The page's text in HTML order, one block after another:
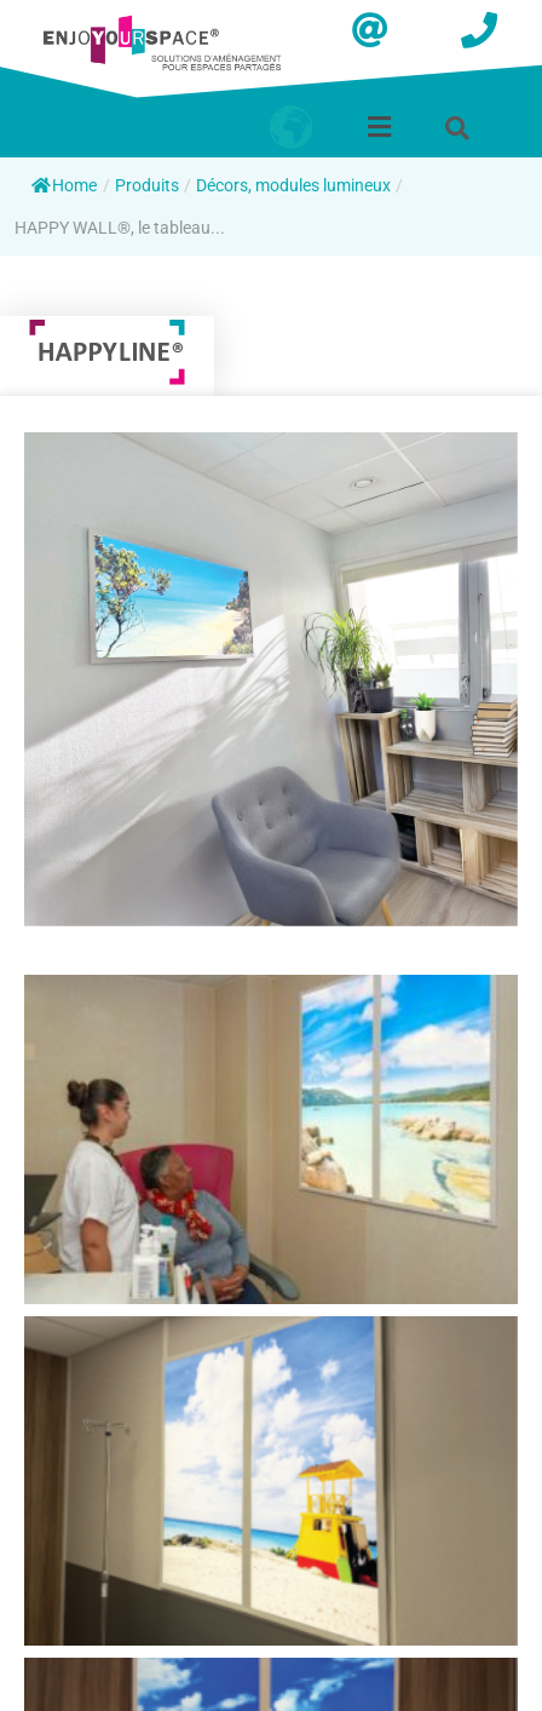
Home / Produits / Décors, modules lumineux /
HAPPY WALL®, le tableau...